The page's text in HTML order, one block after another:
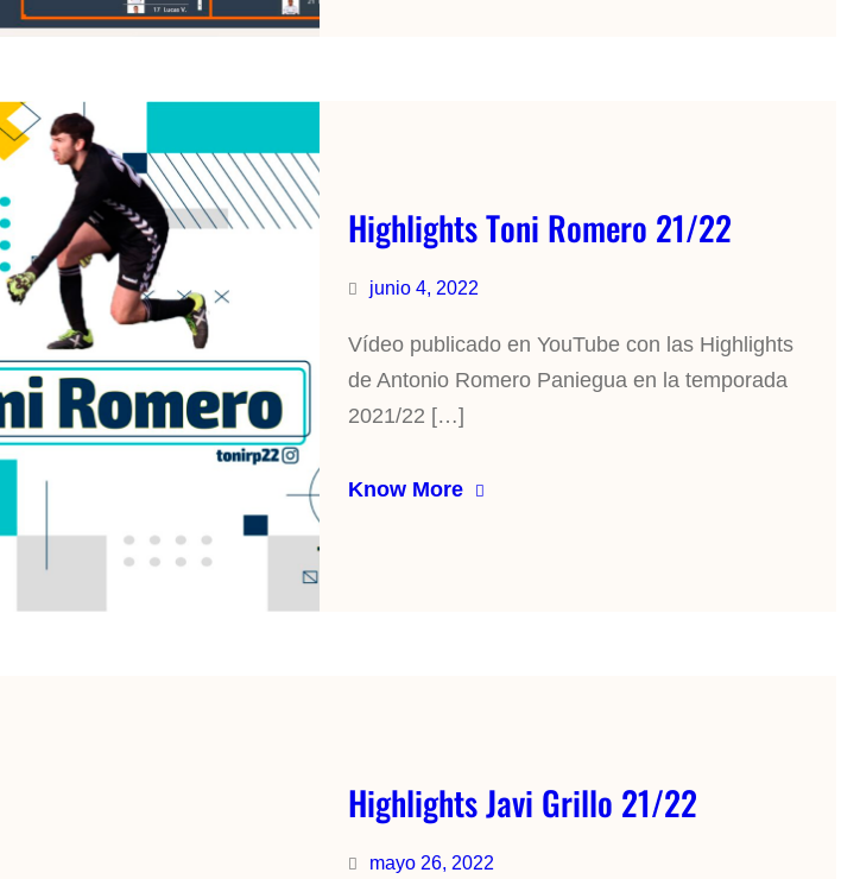
Highlights Toni Romero 21/22
junio 4, 2022
Vídeo publicado en YouTube con las Highlights
de Antonio Romero Paniegua en la temporada
2021/22 […]
Know More
Highlights Javi Grillo 21/22
mayo 26, 2022